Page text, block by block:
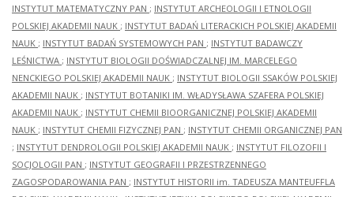
INSTYTUT MATEMATYCZNY PAN ; INSTYTUT ARCHEOLOGII I ETNOLOGII
POLSKIEJ AKADEMII NAUK ; INSTYTUT BADAŃ LITERACKICH POLSKIEJ AKADEMII
NAUK ; INSTYTUT BADAŃ SYSTEMOWYCH PAN ; INSTYTUT BADAWCZY
LEŚNICTWA ; INSTYTUT BIOLOGII DOŚWIADCZALNEJ IM. MARCELEGO
NENCKIEGO POLSKIEJ AKADEMII NAUK ; INSTYTUT BIOLOGII SSAKÓW POLSKIEJ
AKADEMII NAUK ; INSTYTUT BOTANIKI IM. WŁADYSŁAWA SZAFERA POLSKIEJ
AKADEMII NAUK ; INSTYTUT CHEMII BIOORGANICZNEJ POLSKIEJ AKADEMII
NAUK ; INSTYTUT CHEMII FIZYCZNEJ PAN ; INSTYTUT CHEMII ORGANICZNEJ PAN
; INSTYTUT DENDROLOGII POLSKIEJ AKADEMII NAUK ; INSTYTUT FILOZOFII I
SOCJOLOGII PAN ; INSTYTUT GEOGRAFII I PRZESTRZENNEGO
ZAGOSPODAROWANIA PAN ; INSTYTUT HISTORII im. TADEUSZA MANTEUFFLA